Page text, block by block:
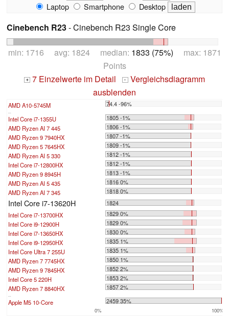
Laptop
Smartphone Desktop
Cinebench R23- Cinebench R23 Single Core
min: 1716 avg: 1824 median: 1833 (75%) max: 1871
Points
+ 7 Einzelwerte im Detail - Vergleichsdiagramm
ausblenden
AMD A10-5745M 74.4 -96%
Intel Core i7-1355U
1805 -1%
AMD Ryzen AI 7 445
1806 -1%
AMD Ryzen 9 7940HX
1807 -1%
AMD Ryzen 5 7645HX
1809 -1%
AMD Ryzen AI 5 330
1812 -1%
Intel Core i7-12800HX
1812 -1%
AMD Ryzen 9 8945H
1813 -1%
AMD Ryzen AI 5 435
1816 0%
AMD Ryzen AI 7 345
1818 0%
Intel Core i7-13620H
1824
Intel Core i7-13700HX
1829 0%
Intel Core i9-12900H
1829 0%
Intel Core i7-13650HX
1830 0%
Intel Core i9-12950HX
1835 1%
Intel Core Ultra 7 255U
1835 1%
AMD Ryzen 7 7745HX
1850 1%
AMD Ryzen 9 7845HX
1852 2%
Intel Core 5 220H
1853 2%
AMD Ryzen 7 8840HX
1857 2%
Apple M5 10-Core 2459 35%
0% 100%